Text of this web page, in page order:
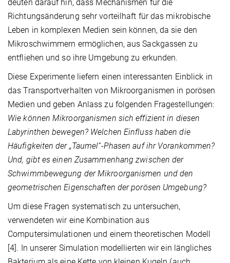
deuten darauf hin, dass Mechanismen für die
Richtungsänderung sehr vorteilhaft für das mikrobische
Leben in komplexen Medien sein können, da sie den
Mikroschwimmern ermöglichen, aus Sackgassen zu
entfliehen und so ihre Umgebung zu erkunden.
Diese Experimente liefern einen interessanten Einblick in
das Transportverhalten von Mikroorganismen in porösen
Medien und geben Anlass zu folgenden Fragestellungen:
Wie können Mikroorganismen sich effizient in diesen
Labyrinthen bewegen? Welchen Einfluss haben die
Häufigkeiten der „Taumel“-Phasen auf ihr Vorankommen?
Und, gibt es einen Zusammenhang zwischen der
Schwimmbewegung der Mikroorganismen und den
geometrischen Eigenschaften der porösen Umgebung?
Um diese Fragen systematisch zu untersuchen,
verwendeten wir eine Kombination aus
Computersimulationen und einem theoretischen Modell
[4]. In unserer Simulation modellierten wir ein längliches